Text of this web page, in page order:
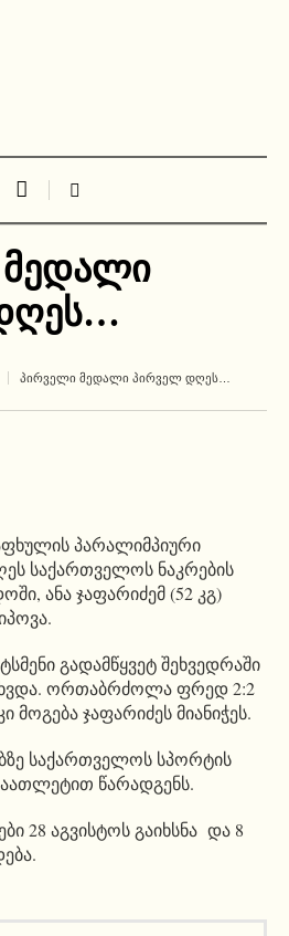
ᲞᲘᲠᲕᲔᲚᲘ ᲛᲔᲓᲐᲚᲘ ᲞᲘᲠᲕᲔᲚ ᲓᲦᲔᲡ…
პარალიმპიური
საქართველოს ნაკრების
ანა ჯაფარიძემ (52 კგ)
გადამწყვეტ შეხვედრაში
ორთაბრძოლა ფრედ 2:2
მოგება ჯაფარიძეს მიანიჭეს.
საქართველოს სპორტის
წარადგენს.
28 აგვისტოს გაიხსნა და 8